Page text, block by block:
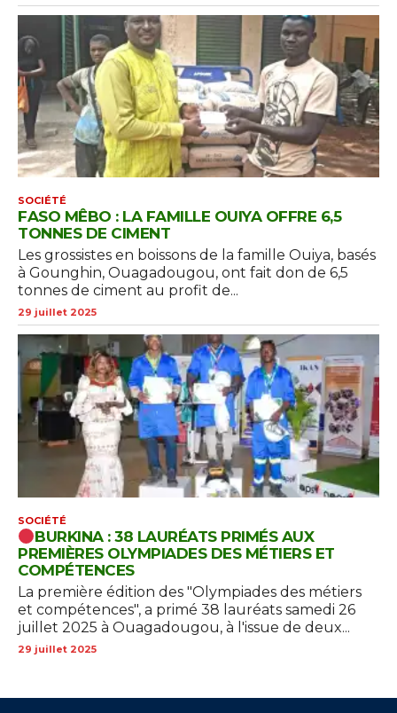
SOCIÉTÉ
FASO MÊBO : LA FAMILLE OUIYA OFFRE 6,5
TONNES DE CIMENT
Les grossistes en boissons de la famille Ouiya, basés
à Gounghin, Ouagadougou, ont fait don de 6,5
tonnes de ciment au profit de...
29 juillet 2025
SOCIÉTÉ
BURKINA : 38 LAURÉATS PRIMÉS AUX
PREMIÈRES OLYMPIADES DES MÉTIERS ET
COMPÉTENCES
La première édition des "Olympiades des métiers
et compétences", a primé 38 lauréats samedi 26
juillet 2025 à Ouagadougou, à l'issue de deux...
29 juillet 2025